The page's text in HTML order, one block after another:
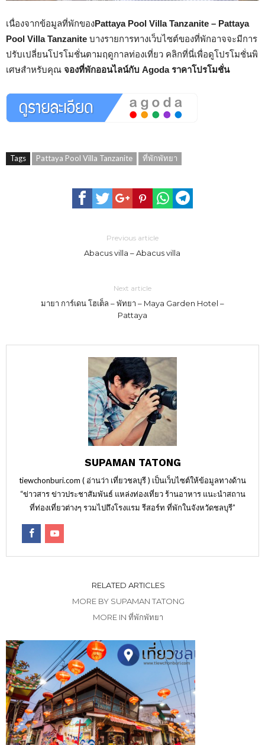
เนื่องจากข้อมูลที่พักของPattaya Pool Villa Tanzanite – Pattaya
Pool Villa Tanzanite บางรายการทางเว็บไซต์ของที่พักอาจจะมีการ
ปรับเปลี่ยนโปรโมชั่นตามฤดูกาลท่องเที่ยว คลิกที่นี่เพื่อดูโปรโมชั่นพิ
เศษสำหรับคุณ จองที่พักออนไลน์กับ Agoda ราคาโปรโมชั่น
Tags Pattaya Pool Villa Tanzanite ที่พักพัทยา
Previous article
Abacus villa – Abacus villa
Next article
มายา การ์เดน โฮเต็ล – พัทยา – Maya Garden Hotel –
Pattaya
SUPAMAN TATONG
tiewchonburi.com ( อ่านว่า เที่ยวชลบุรี ) เป็นเว็บไซต์ให้ข้อมูลทางด้าน
“ข่าวสาร ข่าวประชาสัมพันธ์ แหล่งท่องเที่ยว ร้านอาหาร แนะนำสถาน
ที่ท่องเที่ยวต่างๆ รวมไปถึงโรงแรม รีสอร์ท ที่พักในจังหวัดชลบุรี”
RELATED ARTICLES
MORE BY SUPAMAN TATONG
MORE IN ที่พักพัทยา